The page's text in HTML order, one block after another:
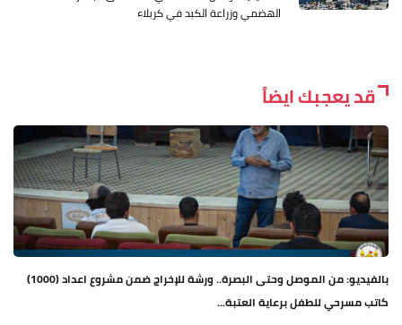
الهضمي وزراعة الكبد في كربلاء
قد يعجبك ايضاً
بالفيديو: من الموصل وحتى البصرة.. ورشة للإخراج ضمن مشروع اعداد (1000)
كاتب مسرحي للطفل برعاية العتبة...